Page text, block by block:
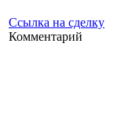
Ссылка на сделку
Комментарий